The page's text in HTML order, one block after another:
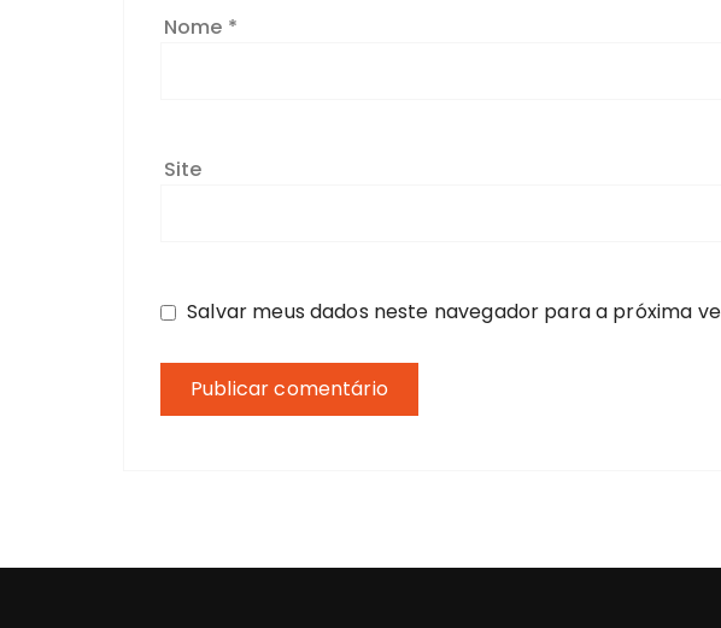
Nome *
Site
Salvar meus dados neste navegador para a próxima